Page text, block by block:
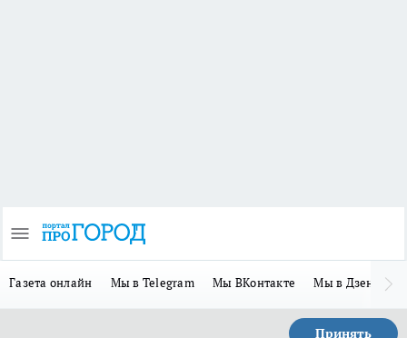
Газета онлайн Мы в Telegram Мы ВКонтакте Мы в Дзене
Принять